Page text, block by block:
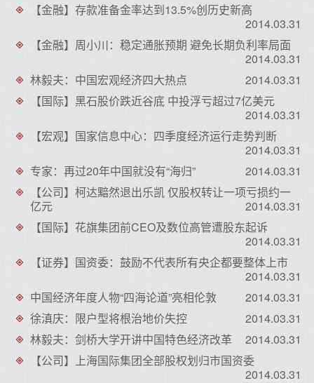
【金融】存款准备金率达到13.5%创历史新高
2014.03.31
【金融】周小川：稳定通胀预期 避免长期负利率局面
2014.03.31
林毅夫：中国宏观经济四大热点
2014.03.31
【国际】黑石股价跌近谷底 中投浮亏超过7亿美元
2014.03.31
【宏观】国家信息中心：四季度经济运行走势判断
2014.03.31
专家：再过20年中国就没有“海归”
2014.03.31
【公司】柯达黯然退出乐凯 仅股权转让一项亏损约一
亿元
2014.03.31
【国际】花旗集团前CEO及数位高管遭股东起诉
2014.03.31
【证券】国资委：鼓励不代表所有央企都要整体上市
2014.03.31
中国经济年度人物“四海论道”亮相伦敦
2014.03.31
徐滇庆：限户型将根治地价失控
2014.03.31
林毅夫：剑桥大学开讲中国特色经济改革
2014.03.31
【公司】上海国际集团全部股权划归市国资委
2014.03.31